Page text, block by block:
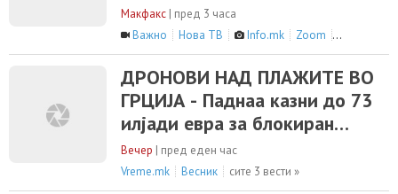
Макфакс | пред 3 часа
Важно
Нова ТВ Info.mk Zoom сите 16
ДРОНОВИ НАД ПЛАЖИТЕ ВО
ГРЦИЈА - Паднаа казни до 73
илјади евра за блокиран
пристап до морето
Вечер | пред еден час
Vreme.mk
Весник сите 3 вести »